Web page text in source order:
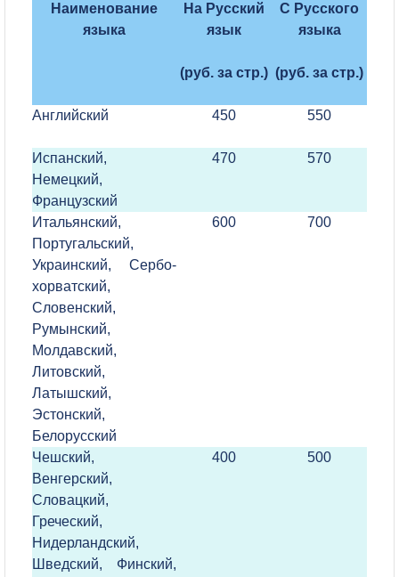
Наименование
языка
На Русский
язык
(руб. за стр.)
С Русского
языка
(руб. за стр.)
Английский 450 550
Испанский,
Немецкий,
Французский
470 570
Итальянский,
Португальский,
Украинский, Сербо-
хорватский,
Словенский,
Румынский,
Молдавский,
Литовский,
Латышский,
Эстонский,
Белорусский
600 700
Чешский,
Венгерский,
Словацкий,
Греческий,
Нидерландский,
Шведский, Финский,
400 500